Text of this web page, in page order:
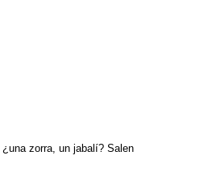
zorra, un jabalí? Salen